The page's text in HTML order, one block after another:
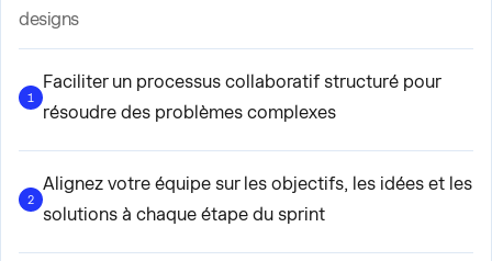
designs
1
Faciliter un processus collaboratif structuré pour
résoudre des problèmes complexes
2
Alignez votre équipe sur les objectifs, les idées et les
solutions à chaque étape du sprint